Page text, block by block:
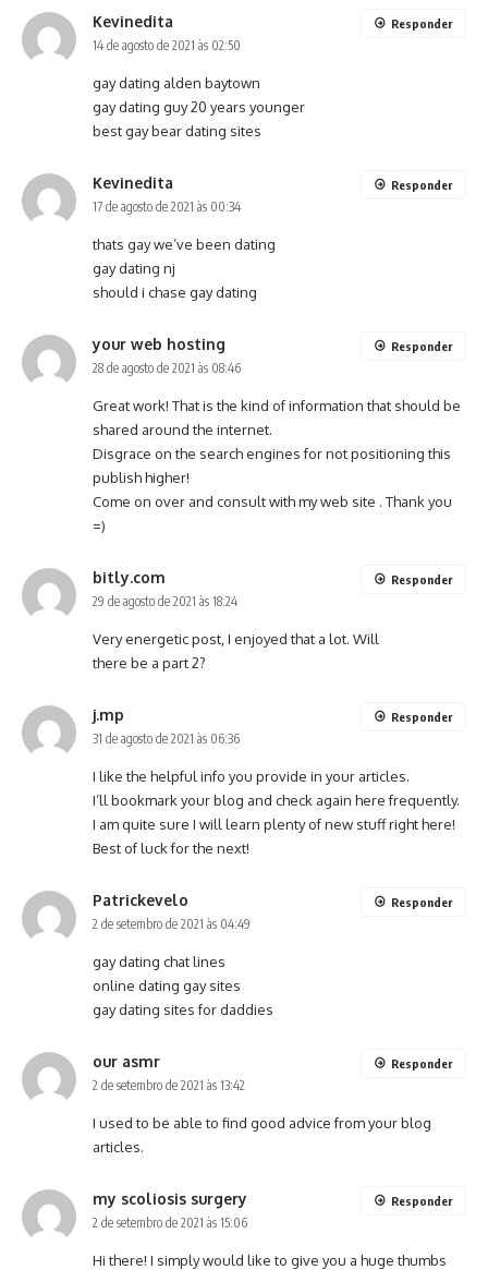
Kevinedita
14 de agosto de 2021 às 02:50
gay dating alden baytown
gay dating guy 20 years younger
best gay bear dating sites
Responder
Kevinedita
17 de agosto de 2021 às 00:34
thats gay we’ve been dating
gay dating nj
should i chase gay dating
Responder
your web hosting
28 de agosto de 2021 às 08:46
Great work! That is the kind of information that should be
shared around the internet.
Disgrace on the search engines for not positioning this
publish higher!
Come on over and consult with my web site . Thank you
=)
Responder
bitly.com
29 de agosto de 2021 às 18:24
Very energetic post, I enjoyed that a lot. Will
there be a part 2?
Responder
j.mp
31 de agosto de 2021 às 06:36
I like the helpful info you provide in your articles.
I’ll bookmark your blog and check again here frequently.
I am quite sure I will learn plenty of new stuff right here!
Best of luck for the next!
Responder
Patrickevelo
2 de setembro de 2021 às 04:49
gay dating chat lines
online dating gay sites
gay dating sites for daddies
Responder
our asmr
2 de setembro de 2021 às 13:42
I used to be able to find good advice from your blog
articles.
Responder
my scoliosis surgery
2 de setembro de 2021 às 15:06
Hi there! I simply would like to give you a huge thumbs
Responder